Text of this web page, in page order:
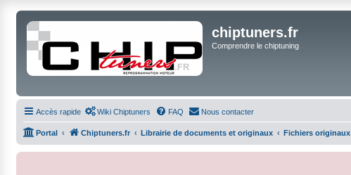
chiptuners.fr
Comprendre le chiptuning
Accès rapide Wiki Chiptuners FAQ Nous contacter
Portal Chiptuners.fr Librairie de documents et originaux Fichiers originaux